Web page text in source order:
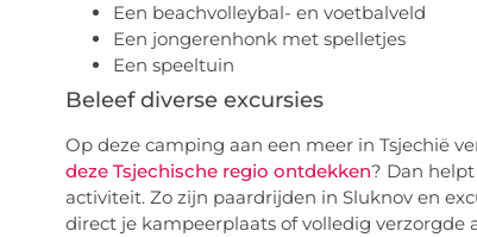
Een beachvolleybal- en voetbalveld
Een jongerenhonk met spelletjes
Een speeltuin
Beleef diverse excursies
Op deze camping aan een meer in Tsjechië
deze Tsjechische regio ontdekken? Dan
activiteit. Zo zijn paardrijden in Sluknov en
direct je kampeerplaats of volledig